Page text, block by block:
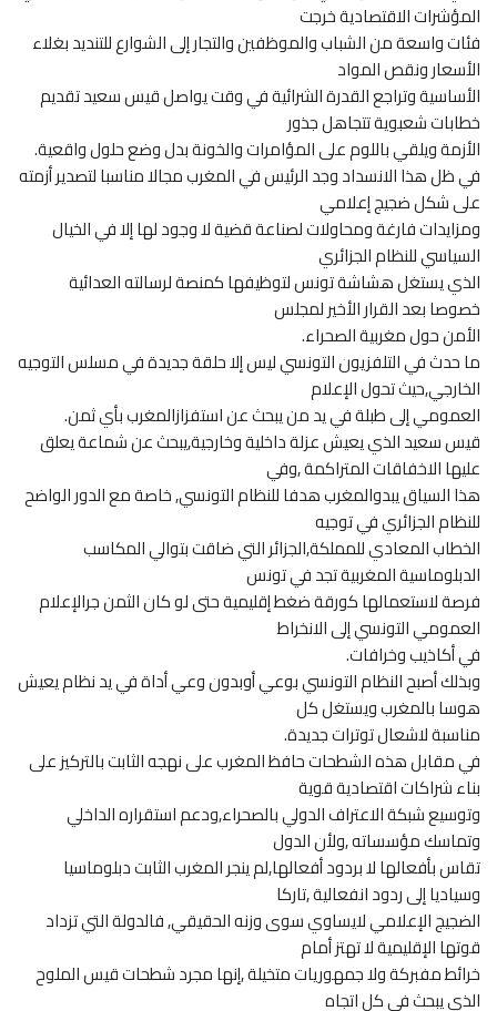
المؤشرات الاقتصادية خرجت
فئات واسعة من الشباب والموظفين والتجار إلى الشوارع للتنديد بغلاء
الأسعار ونقص المواد
الأساسية وتراجع القدرة الشرائية في وقت يواصل قيس سعيد تقديم
خطابات شعبوية تتجاهل جذور
الأزمة ويلقي باللوم على المؤامرات والخونة بدل وضع حلول واقعية.
في ظل هذا الانسداد وجد الرئيس في المغرب مجالا مناسبا لتصدير أزمته
على شكل ضجيج إعلامي
ومزايدات فارغة ومحاولات لصناعة قضية لا وجود لها إلا في الخيال
السياسي للنظام الجزائري
الذي يستغل هشاشة تونس لتوظيفها كمنصة لرسالته العدائية
خصوصا بعد القرار الأخير لمجلس
الأمن حول مغربية الصحراء.
ما حدث في التلفزيون التونسي ليس إلا حلقة جديدة في مسلس التوجيه
الخارجي,حيث تحول الإعلام
العمومي إلى طبلة في يد من يبحث عن استفزازالمغرب بأي ثمن.
قيس سعيد الذي يعيش عزلة داخلية وخارجية,يبحث عن شماعة يعلق
عليها الاخفاقات المتراكمة ,وفي
هذا السياق يبدوالمغرب هدفا للنظام التونسي, خاصة مع الدور الواضح
للنظام الجزائري في توجيه
الخطاب المعادي للمملكة,الجزائر التي ضاقت بتوالي المكاسب
الدبلوماسية المغربية تجد في تونس
فرصة لاستعمالها كورقة ضغط إقليمية حتى لو كان الثمن جرالإعلام
العمومي التونسي إلى الانخراط
في أكاذيب وخرافات.
وبذلك أصبح النظام التونسي بوعي أوبدون وعي أداة في يد نظام يعيش
هوسا بالمغرب ويستغل كل
مناسبة لاشعال توترات جديدة.
في مقابل هذه الشطحات حافظ المغرب على نهجه الثابت بالتركيز على
بناء شراكات اقتصادية قوية
وتوسيع شبكة الاعتراف الدولي بالصحراء,ودعم استقراره الداخلي
وتماسك مؤسساته ,ولأن الدول
تقاس بأفعالها لا بردود أفعالها,لم ينجر المغرب الثابت دبلوماسيا
وسياديا إلى ردود انفعالية ,تاركا
الضجيج الإعلامي لايساوي سوى وزنه الحقيقي, فالدولة التي تزداد
قوتها الإقليمية لا تهتز أمام
خرائط مفبركة ولا جمهوريات متخيلة ,إنها مجرد شطحات قيس الملوح
الذي يبحث في كل اتجاه